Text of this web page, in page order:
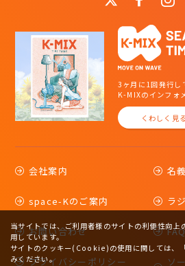
3ヶ月に1回発行し
K-MIXのインフォ
くわしく見る
会社案内 名
space-Kのご案内 ラ
お問い合わせ
プライバシーポリシー ソ
当サイトでは、ご利用者様のサイトの利便性向
用しています。
サイトのクッキー(Cookie)の使用に関しては、
みください。